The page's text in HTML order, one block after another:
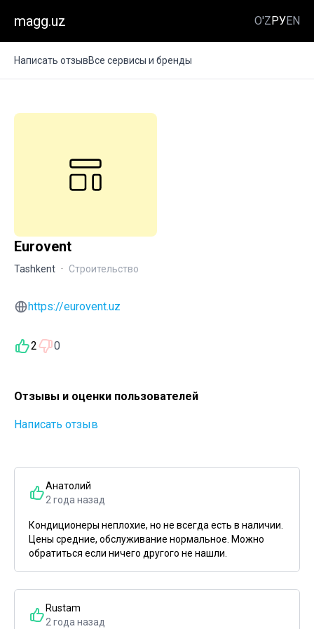
magg.uz O'ZРУEN
Написать отзывВсе сервисы и бренды
Eurovent
Tashkent · Строительство
https://eurovent.uz
2 0
Отзывы и оценки пользователей
Написать отзыв
Анатолий
2 года назад
Кондиционеры неплохие, но не всегда есть в наличии.
Цены средние, обслуживание нормальное. Можно
обратиться если ничего другого не нашли.
Rustam
2 года назад